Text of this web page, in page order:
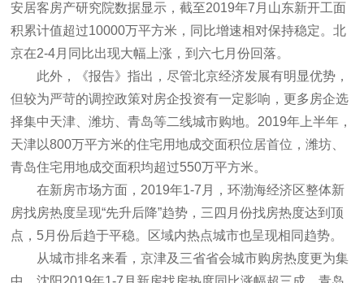
安居客房产研究院数据显示，截至2019年7月山东新开工面
积累计值超过10000万平方米，同比增速相对保持稳定。北
京在2-4月同比出现大幅上涨，到六七月份回落。
此外，《报告》指出，尽管北京经济发展有明显优势，
但较为严苛的调控政策对房企投资有一定影响，更多房企选
择集中天津、潍坊、青岛等二线城市购地。2019年上半年，
天津以800万平方米的住宅用地成交面积位居首位，潍坊、
青岛住宅用地成交面积均超过550万平方米。
在新房市场方面，2019年1-7月，环渤海经济区整体新
房找房热度呈现“先升后降”趋势，三四月份找房热度达到顶
点，5月份后趋于平稳。区域内热点城市也呈现相同趋势。
从城市排名来看，京津及三省省会城市购房热度更为集